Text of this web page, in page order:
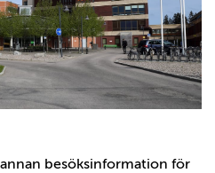
besöksinformation för